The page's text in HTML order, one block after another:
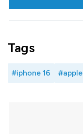
Tags
#iphone 16 #apple